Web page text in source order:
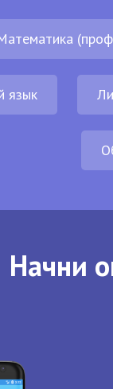
язык
Начни